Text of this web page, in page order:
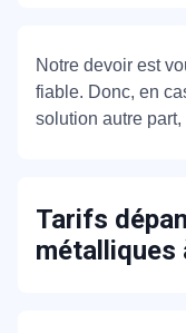
Notre devoir est
fiable. Donc, en
solution autre
Tarifs
métalliques